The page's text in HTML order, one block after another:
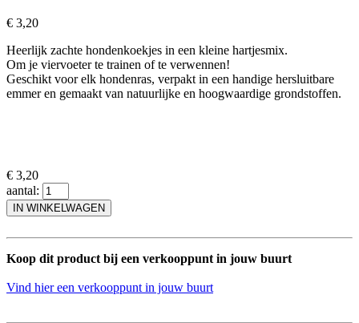
€ 3,20
Heerlijk zachte hondenkoekjes in een kleine hartjesmix.
Om je viervoeter te trainen of te verwennen!
Geschikt voor elk hondenras, verpakt in een handige hersluitbare
emmer en gemaakt van natuurlijke en hoogwaardige grondstoffen.
€ 3,20
aantal:
IN WINKELWAGEN
Koop dit product bij een verkooppunt in jouw buurt
Vind hier een verkooppunt in jouw buurt